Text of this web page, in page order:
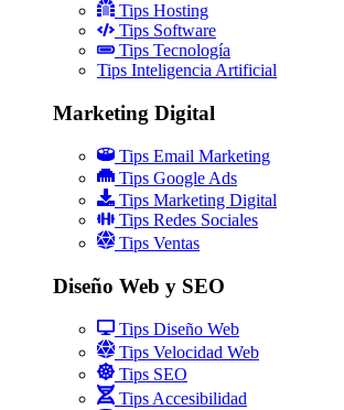
Tips Hosting
Tips Software
Tips Tecnología
Tips Inteligencia Artificial
Marketing Digital
Tips Email Marketing
Tips Google Ads
Tips Marketing Digital
Tips Redes Sociales
Tips Ventas
Diseño Web y SEO
Tips Diseño Web
Tips Velocidad Web
Tips SEO
Tips Accesibilidad